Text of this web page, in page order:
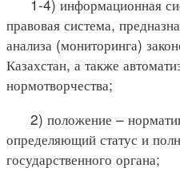
1-4) информационная
правовая система,
анализа (мониторинга)
Казахстан, а также
нормотворчества;
2) положение –
определяющий статус и
государственного органа;